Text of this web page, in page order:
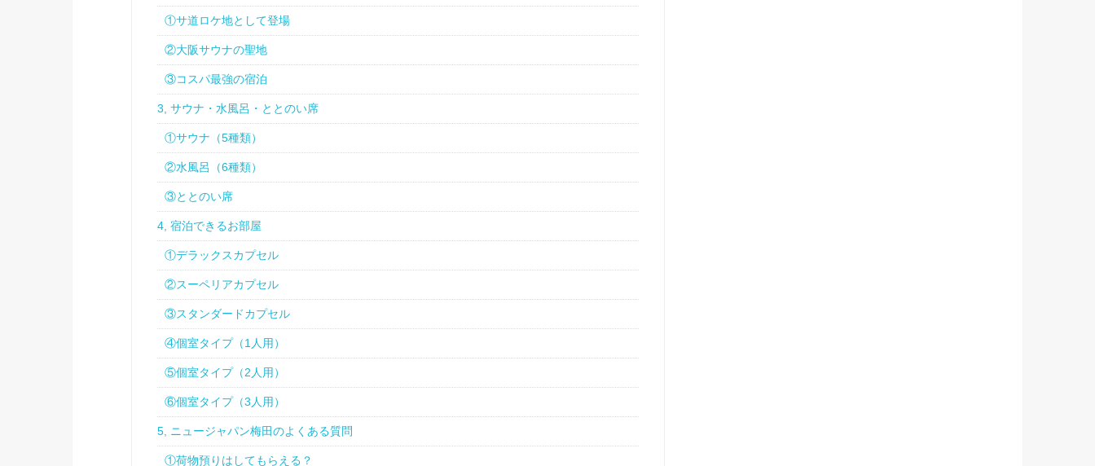
①サ道ロケ地として登場
②大阪サウナの聖地
③コスパ最強の宿泊
3, サウナ・水風呂・ととのい席
①サウナ（5種類）
②水風呂（6種類）
③ととのい席
4, 宿泊できるお部屋
①デラックスカプセル
②スーペリアカプセル
③スタンダードカプセル
④個室タイプ（1人用）
⑤個室タイプ（2人用）
⑥個室タイプ（3人用）
5, ニュージャパン梅田のよくある質問
①荷物預りはしてもらえる？